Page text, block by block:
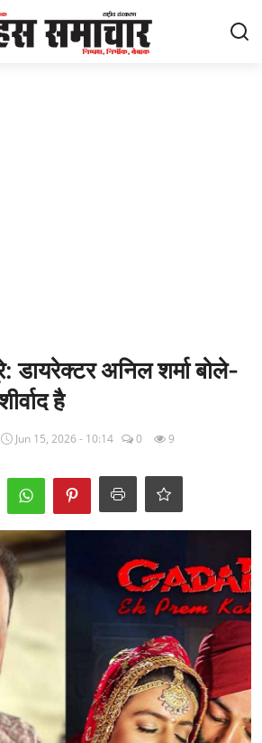
डायरेक्टर अनिल शर्मा बोले-
है
Jun 15, 2026 - 10:14 0 9